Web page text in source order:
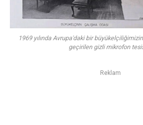
1969 yılında Avrupa'daki bir
geçirilen gizli mikrofon
Reklam